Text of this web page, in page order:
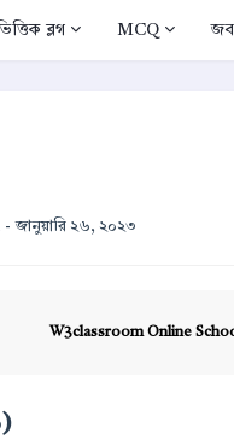
ব্লগ MCQ
- জানুয়ারি ২৬, ২০২৩
W3classroom Online